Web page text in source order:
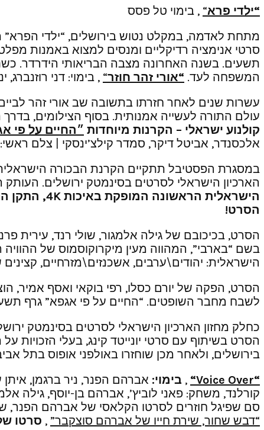
“ילדי פרא“ , בימוי טל פסס
מתחת לאדמה, במקלט נטוש בירושלים, “ילדי הפרא”
סרטי אנימציה רדיקליים ומנסים למצוא באמנות
תשעים. בשנה האחרונה מצבה הבריאותי הידרדר.
המשפחה לעד. “אורי זהר חוזר“ , בימוי: דני רוזנברג,
עשרות שנים לאחר חזרתו בתשובה שב אורי זהר
עולם התורה לעשייה אמנותית. בסוף הצילומים,
קולנוע ישראלי – הקרנות מיוחדות ״החיים על פי
אלכסנדר, אביטל דיקר, סמדר קילצ’ינסקי | צלם
הארכיון הישראלי לסרטים בסינמטק ירושלים.
הישראלית הראשונה המופקת באיכות 4 K , התקן
הסרט!
הישראלית: יהודים\ערבים, אשכנזים\מזרחיים, קצינים
לשבח מחבר השופטים. “החיים על פי אגפא” גרף
כחלק מחזון הארכיון הישראלי לסרטים בסינמטק
הסרט בשיתוף עם סרטי יונייטד קינג, בעלי הזכויות
בירושלים, ולאחר מכן שוחזרו באולפני אופוס בתל
“
Voice Over
“
, בימוי: אברהם הפנר, ניר ברגמן, איתן
קורלנד, משחק: פאני לוביץ’, אברהם בן-יוסף, גילה
סם שפיגל חוזרים לסרטו הקלאסי של אברהם הפנר, שמתאר מריבה
“דבש שחור, שירת חייו של אברהם סוצקבר” , סרטו